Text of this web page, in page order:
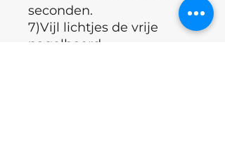
seconden.
7)Vijl lichtjes de vrije
nagelboord.